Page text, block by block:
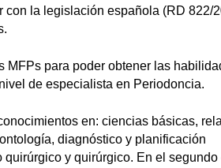
con la legislación española (RD 822/
MFPs para poder obtener las
de especialista en Periodoncia.
en: ciencias básicas,
diagnóstico y planificación
quirúrgico y quirúrgico. En el segundo